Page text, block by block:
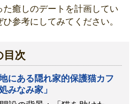
た癒しのデートを計画してい
参考にしてみてください。
目次
にある隠れ家的保護猫カフ
みなみ家」